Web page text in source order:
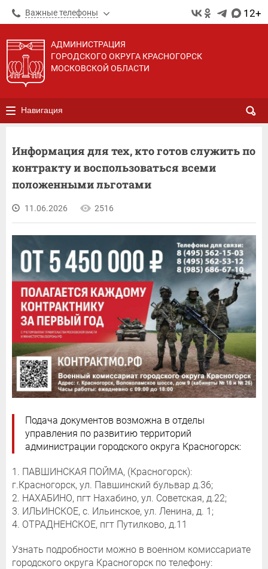
Важные телефоны 12+
АДМИНИСТРАЦИЯ
ГОРОДСКОГО ОКРУГА КРАСНОГОРСК
МОСКОВСКОЙ ОБЛАСТИ
Навигация
Информация для тех, кто готов служить по
контракту и воспользоваться всеми
положенными льготами
11.06.2026 2516
Подача документов возможна в отделы
управления по развитию территорий
администрации городского округа Красногорск:
1. ПАВШИНСКАЯ ПОЙМА, (Красногорск):
г.Красногорск, ул. Павшинский бульвар д.36;
2. НАХАБИНО, пгт Нахабино, ул. Советская, д.22;
3. ИЛЬИНСКОЕ, с. Ильинское, ул. Ленина, д. 1;
4. ОТРАДНЕНСКОЕ, пгт Путилково, д.11
Узнать подробности можно в военном комиссариате
городского округа Красногорск по телефону: